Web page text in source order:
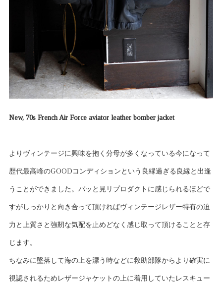
New, 70s French Air Force aviator leather bomber jacket
よりヴィンテージに興味を抱く分母が多くなっている今になって
歴代最高峰のGOODコンディションという良縁過ぎる良縁と出逢
うことができました。パッと見リプロダクトに感じられるほどで
すがしっかりと向き合って頂ければヴィンテージレザー特有の迫
力と上質さと強靭な気配を止めどなく感じ取って頂けることと存
じます。
ちなみに墜落して海の上を漂う時などに救助部隊からより確実に
視認されるためレザージャケットの上に着用していたレスキュー